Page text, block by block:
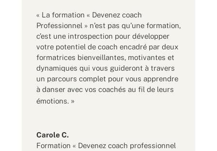
« La formation « Devenez coach
Professionnel » n’est pas qu’une formation,
c’est une introspection pour développer
votre potentiel de coach encadré par deux
formatrices bienveillantes, motivantes et
dynamiques qui vous guideront à travers
un parcours complet pour vous apprendre
à danser avec vos coachés au fil de leurs
émotions.»
Carole C.
Formation « Devenez coach professionnel